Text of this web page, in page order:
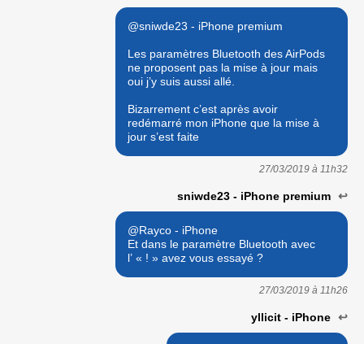
@sniwde23 - iPhone premium
Les paramètres Bluetooth des AirPods
ne proposent pas la mise à jour mais
oui j’y suis aussi allé.
Bizarrement c’est après avoir
redémarré mon iPhone que la mise à
jour s’est faite
27/03/2019 à 11h32
sniwde23 - iPhone premium ↩
@Rayco - iPhone
Et dans le paramètre Bluetooth avec
l’ « ! » avez vous essayé ?
27/03/2019 à 11h26
yllicit - iPhone ↩